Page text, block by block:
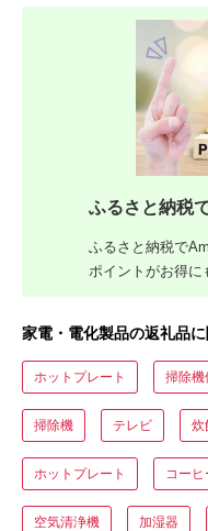
ふるさと納税
ふるさと納税で
ポイントがお得に
家電・電化製品の返礼品
ホットプレート 掃除機
掃除機 テレビ 炊
ホットプレート コーヒ
空気清浄機 加湿器